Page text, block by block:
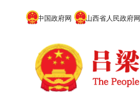
中国政府网 山西省人民政府网